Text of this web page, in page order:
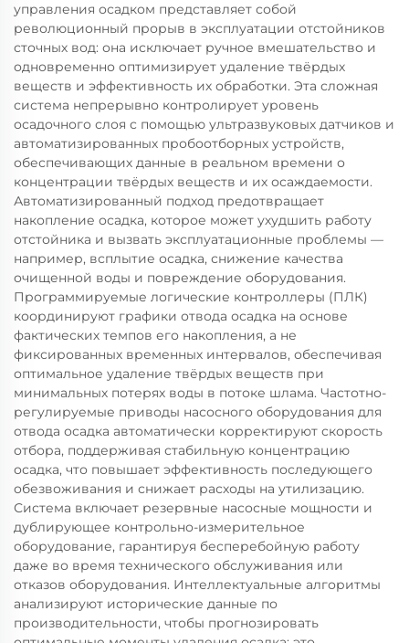
управления осадком представляет собой
революционный прорыв в эксплуатации отстойников
сточных вод: она исключает ручное вмешательство и
одновременно оптимизирует удаление твёрдых
веществ и эффективность их обработки. Эта сложная
система непрерывно контролирует уровень
осадочного слоя с помощью ультразвуковых датчиков и
автоматизированных пробоотборных устройств,
обеспечивающих данные в реальном времени о
концентрации твёрдых веществ и их осаждаемости.
Автоматизированный подход предотвращает
накопление осадка, которое может ухудшить работу
отстойника и вызвать эксплуатационные проблемы —
например, всплытие осадка, снижение качества
очищенной воды и повреждение оборудования.
Программируемые логические контроллеры (ПЛК)
координируют графики отвода осадка на основе
фактических темпов его накопления, а не
фиксированных временных интервалов, обеспечивая
оптимальное удаление твёрдых веществ при
минимальных потерях воды в потоке шлама. Частотно-
регулируемые приводы насосного оборудования для
отвода осадка автоматически корректируют скорость
отбора, поддерживая стабильную концентрацию
осадка, что повышает эффективность последующего
обезвоживания и снижает расходы на утилизацию.
Система включает резервные насосные мощности и
дублирующее контрольно-измерительное
оборудование, гарантируя бесперебойную работу
даже во время технического обслуживания или
отказов оборудования. Интеллектуальные алгоритмы
анализируют исторические данные по
производительности, чтобы прогнозировать